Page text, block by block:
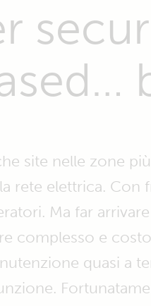
site nelle zone
rete elettrica. Con
Ma far
complesso e
quasi a